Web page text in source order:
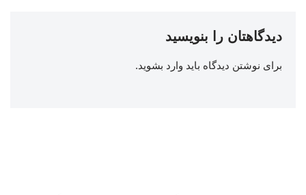
دیدگاهتان را بنویسید
برای نوشتن دیدگاه باید وارد بشوید.